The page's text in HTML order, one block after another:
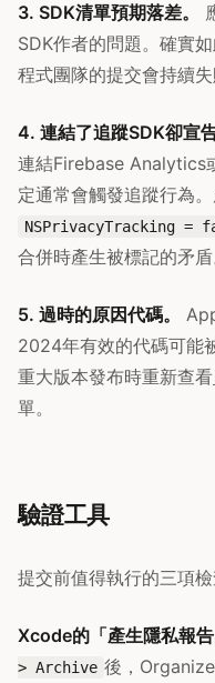
3. SDK清單預期落差。
SDK作者的問題。確實
程式團隊的提交會持續失
4. 連結了追蹤SDK卻宣
連結Firebase Analytics
定通常會觸發追蹤行為
NSPrivacyTracking =
合併時產生被標記的矛盾
5. 過時的原因代碼。
2024年有效的代碼可能
重大版本發布時重新查看
單。
驗證工具
提交前值得執行的三項檢
Xcode的「產生隱私報告
> Archive 後，